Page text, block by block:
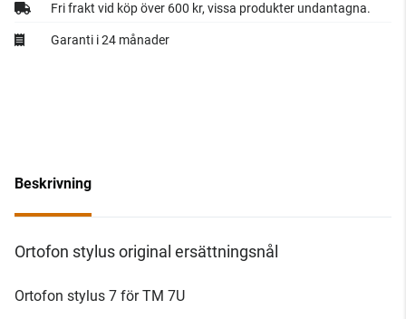
Fri frakt vid köp över 600 kr, vissa produkter undantagna.
Garanti i 24 månader
Beskrivning
Ortofon stylus original ersättningsnål
Ortofon stylus 7 för TM 7U